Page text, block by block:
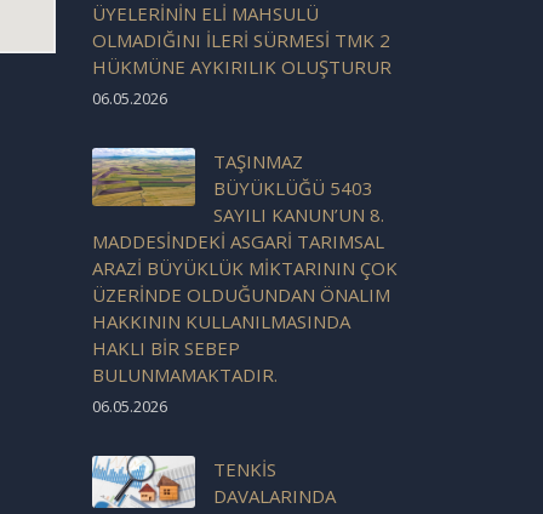
ÜYELERİNİN ELİ MAHSULÜ
OLMADIĞINI İLERİ SÜRMESİ TMK 2
HÜKMÜNE AYKIRILIK OLUŞTURUR
06.05.2026
TAŞINMAZ
BÜYÜKLÜĞÜ 5403
SAYILI KANUN’UN 8.
MADDESİNDEKİ ASGARİ TARIMSAL
ARAZİ BÜYÜKLÜK MİKTARININ ÇOK
ÜZERİNDE OLDUĞUNDAN ÖNALIM
HAKKININ KULLANILMASINDA
HAKLI BİR SEBEP
BULUNMAMAKTADIR.
06.05.2026
TENKİS
DAVALARINDA